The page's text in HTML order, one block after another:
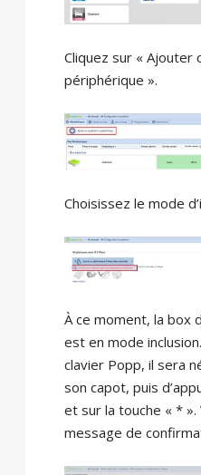
Cliquez sur « Ajouter
périphérique ».
Choisissez le mode
À ce moment, la box
est en mode
clavier Popp, il sera
son capot, puis
et sur la touche « *
message de